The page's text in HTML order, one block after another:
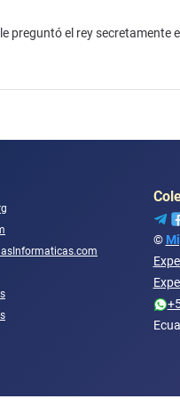
preguntó el rey secretamente
©